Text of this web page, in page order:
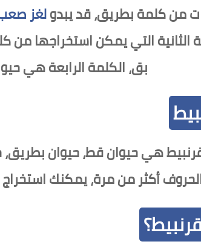
من كلمة بطريق، قد يبدولغز
التي يمكن استخراجها من
بق، الكلمة الرابعة هي
هي حيوان قط، حيوان بطريق،
أكثر من مرة، يمكنك